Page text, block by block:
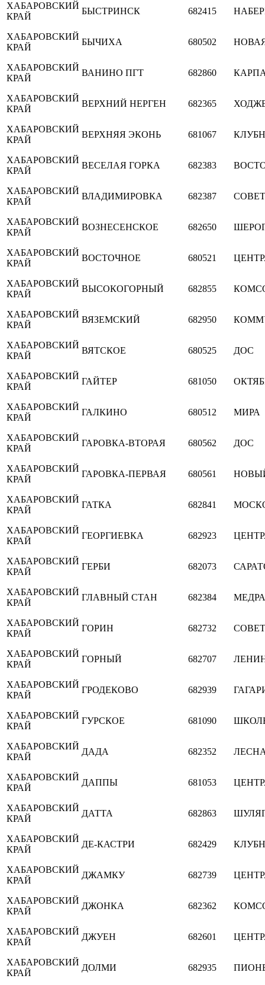
ХАБАРОВСКИЙ
КРАЙ
БЫСТРИНСК 682415
ХАБАРОВСКИЙ
КРАЙ
БЫЧИХА 680502
ХАБАРОВСКИЙ
КРАЙ
ВАНИНО ПГТ 682860
ХАБАРОВСКИЙ
КРАЙ
ВЕРХНИЙ НЕРГЕН 682365
ХАБАРОВСКИЙ
КРАЙ
ВЕРХНЯЯ ЭКОНЬ 681067
ХАБАРОВСКИЙ
КРАЙ
ВЕСЕЛАЯ ГОРКА 682383
ХАБАРОВСКИЙ
КРАЙ
ВЛАДИМИРОВКА 682387
ХАБАРОВСКИЙ
КРАЙ
ВОЗНЕСЕНСКОЕ 682650
ХАБАРОВСКИЙ
КРАЙ
ВОСТОЧНОЕ 680521
ХАБАРОВСКИЙ
КРАЙ
ВЫСОКОГОРНЫЙ 682855
ХАБАРОВСКИЙ
КРАЙ
ВЯЗЕМСКИЙ 682950
ХАБАРОВСКИЙ
КРАЙ
ВЯТСКОЕ 680525 ДОС
ХАБАРОВСКИЙ
КРАЙ
ГАЙТЕР 681050
ХАБАРОВСКИЙ
КРАЙ
ГАЛКИНО 680512 МИРА
ХАБАРОВСКИЙ
КРАЙ
ГАРОВКА-ВТОРАЯ 680562 ДОС
ХАБАРОВСКИЙ
КРАЙ
ГАРОВКА-ПЕРВАЯ 680561
ХАБАРОВСКИЙ
КРАЙ
ГАТКА 682841
ХАБАРОВСКИЙ
КРАЙ
ГЕОРГИЕВКА 682923
ХАБАРОВСКИЙ
КРАЙ
ГЕРБИ 682073
ХАБАРОВСКИЙ
КРАЙ
ГЛАВНЫЙ СТАН 682384
ХАБАРОВСКИЙ
КРАЙ
ГОРИН 682732
ХАБАРОВСКИЙ
КРАЙ
ГОРНЫЙ 682707
ХАБАРОВСКИЙ
КРАЙ
ГРОДЕКОВО 682939
ХАБАРОВСКИЙ
КРАЙ
ГУРСКОЕ 681090
ХАБАРОВСКИЙ
КРАЙ
ДАДА 682352
ХАБАРОВСКИЙ
КРАЙ
ДАППЫ 681053
ХАБАРОВСКИЙ
КРАЙ
ДАТТА 682863
ХАБАРОВСКИЙ
КРАЙ
ДЕ-КАСТРИ 682429
ХАБАРОВСКИЙ
КРАЙ
ДЖАМКУ 682739
ХАБАРОВСКИЙ
КРАЙ
ДЖОНКА 682362
ХАБАРОВСКИЙ
КРАЙ
ДЖУЕН 682601
ХАБАРОВСКИЙ
КРАЙ
ДОЛМИ 682935